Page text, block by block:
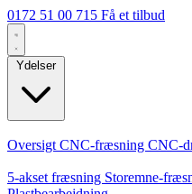
0172 51 00 715 Få et tilbud
Ydelser
Oversigt CNC-fræsning CNC-
5-akset fræsning Storemne-